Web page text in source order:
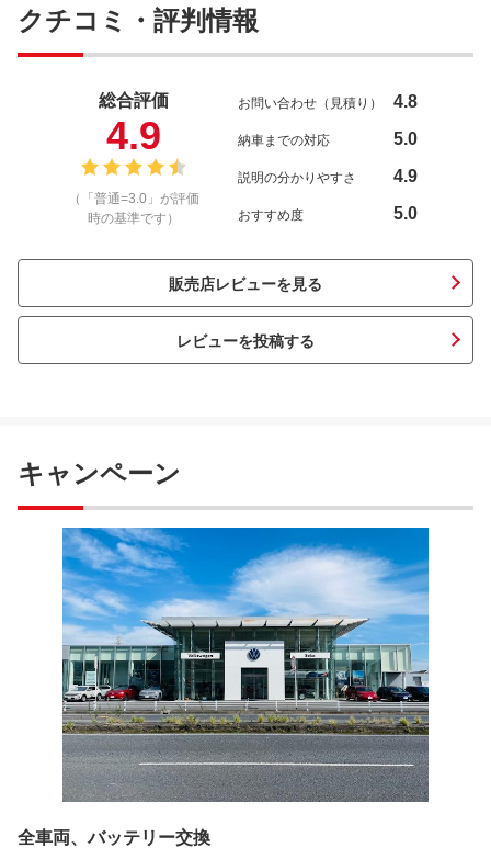
クチコミ・評判情報
総合評価
4.9
（「普通=3.0」が評価
時の基準です）
お問い合わせ（見積り） 4.8
納車までの対応 5.0
説明の分かりやすさ 4.9
おすすめ度 5.0
販売店レビューを見る
レビューを投稿する
キャンペーン
全車両、バッテリー交換